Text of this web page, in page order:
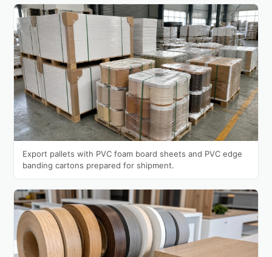
Export pallets with PVC foam board sheets and PVC edge
banding cartons prepared for shipment.